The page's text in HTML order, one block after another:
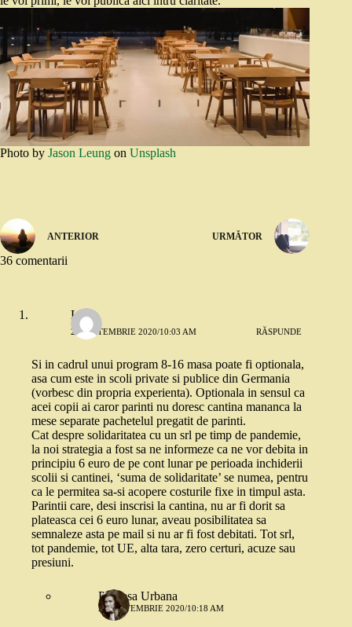
Photo by Jason Leung on Unsplash
ANTERIOR URMĂTOR
36 comentarii
Little
22 SEPTEMBRIE 2020/10:03 AM RĂSPUNDE
Si in cadrul unui program 8-16 masa poate fi optionala,
asa cum este in scoli private si publice din Germania
(vorbesc din propria experienta). Optionala in sensul ca
acei copii ai caror parinti nu doresc cantina mananca la
mese separate pachetelul pregatit de parinti.
Cat despre solidaritatea cu un srl pe timp de pandemie,
la noi strategia a fost sa ne informeze ca ne vor debita in
principiu 6 euro de pe cont lunar pe perioada inchiderii
scolii si cantinei, ‘suma de solidaritate’ se numea, pentru
ca le permitea sa-si acopere costurile fixe in timpul asta.
Parintii care, desi inscrisi la cantina, nu ar fi dorit sa
plateasca cei 6 euro lunar, aveau posibilitatea sa
semnaleze asta pe mail si nu ar fi fost debitati. Tot srl,
tot pandemie, tot UE, alta tara, zero certuri, acuze sau
presiuni.
Printesa Urbana
22 SEPTEMBRIE 2020/10:18 AM